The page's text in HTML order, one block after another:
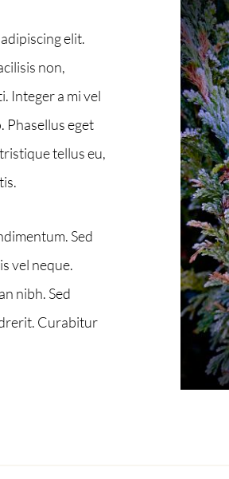
elit.
non,
Integer a mi vel
Phasellus eget
tellus eu,
Sed
vel neque.
nibh. Sed
Curabitur